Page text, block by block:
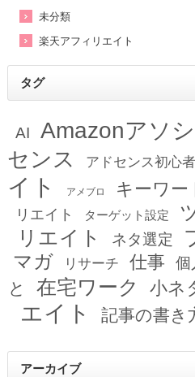
未分類
楽天アフィリエイト
タグ
AI Amazonアソ
センス
アドセンス初心
イト
アメブロ キーワー
リエイト
ターゲット設定
リエイト
ネタ選定
マガ
リサーチ 仕事 個
と
在宅ワーク 小ネ
エイト
記事の書き
アーカイブ